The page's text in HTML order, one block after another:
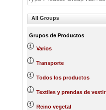
All Groups
Grupos de Productos
Varios
Transporte
Todos los productos
Textiles y prendas de vestir
Reino vegetal